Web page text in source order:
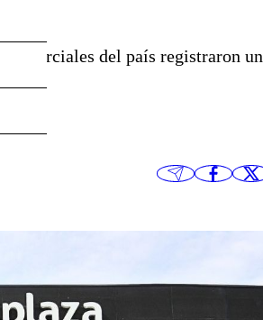
del país registraron un